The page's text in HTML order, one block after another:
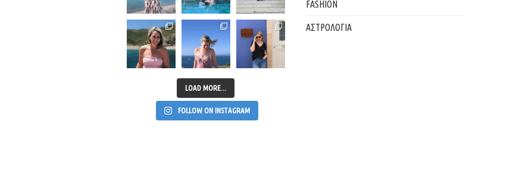
LOAD MORE...
FOLLOW ON INSTAGRAM
FASHION
ΑΣΤΡΟΛΟΓΙΑ